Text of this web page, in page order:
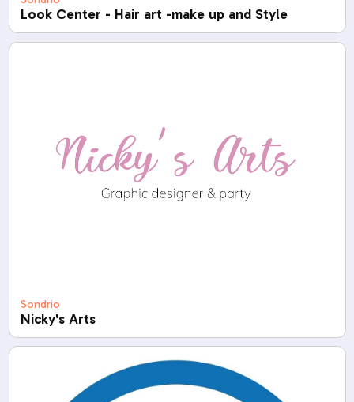
Look Center - Hair art -make up and Style
Sondrio
Nicky's Arts